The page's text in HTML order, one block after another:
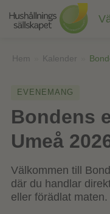
innehåll
Hem Kalender
EVENEMANG
Bondens
Umeå
Välkommen till
där du handlar
eller förädlat maten.